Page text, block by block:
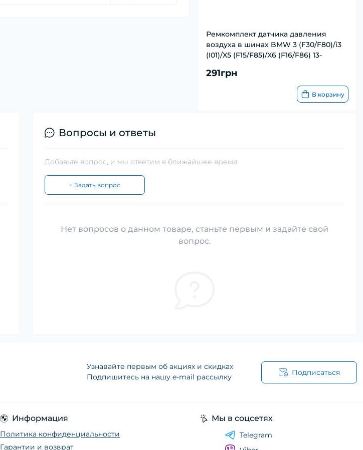
Ремкомплект датчика давления
воздуха в шинах BMW 3 (F30/F80)/i3
(I01)/X5 (F15/F85)/X6 (F16/F86) 13-
291грн
В корзину
Вопросы и ответы
Добавьте вопрос, и мы ответим в ближайшее время.
+ Задать вопрос
Нет вопросов о данном товаре, станьте первым и задайте свой
вопрос.
Узнавайте первым об акциях и скидках
Подпишитесь на нашу e-mail рассылку
Подписаться
Информация
Политика конфиденциальности
Гарантии и возврат
Мы в соцсетях
Telegram